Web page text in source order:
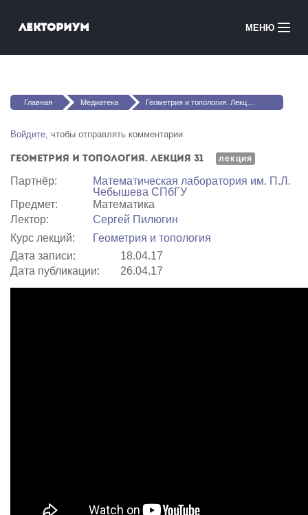
Лекториум МЕНЮ
Медиатека
Courses in English
Вы здесь
Главная Медиатека Геометрия и топология. Лекция 31
Войдите, чтобы отправлять комментарии
Геометрия и топология. Лекция 31 лекция
Партнёр:
Математичеcкая лаборатория им. П.Л.
Чебышева СПбГУ
Предмет:
Математика
Лектор:
Сергей Пилюгин
Курс лекций:
Геометрия и топология
Дата записи:
18.04.17
Дата публикации:
26.04.17